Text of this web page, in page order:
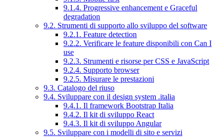
9.1.4. Progressive enhancement e Graceful
degradation
9.2. Strumenti di supporto allo sviluppo del software
9.2.1. Feature detection
9.2.2. Verificare le feature disponibili con Can I
use
9.2.3. Strumenti e risorse per CSS e JavaScript
9.2.4. Supporto browser
9.2.5. Misurare le prestazioni
9.3. Catalogo del riuso
9.4. Sviluppare con il design system .italia
9.4.1. Il framework Bootstrap Italia
9.4.2. Il kit di sviluppo React
9.4.3. Il kit di sviluppo Angular
9.5. Sviluppare con i modelli di sito e servizi